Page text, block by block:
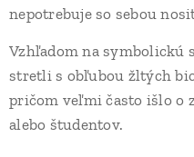
nepotrebuje so sebou
Vzhľadom na symbolickú
stretli s obľubou žltých
pričom veľmi často išlo o
alebo študentov.